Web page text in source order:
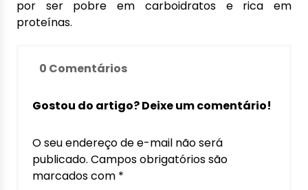
por ser pobre em carboidratos e rica em
proteínas.
0 Comentários
Gostou do artigo? Deixe um comentário!
O seu endereço de e-mail não será
publicado. Campos obrigatórios são
marcados com *